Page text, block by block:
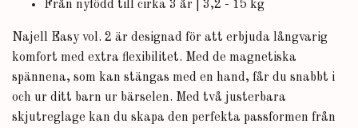
Från nyfödd till cirka 3 år | 3,2 - 15 kg
Najell Easy vol. 2 är designad för att erbjuda långvarig
komfort med extra flexibilitet. Med de magnetiska
spännena, som kan stängas med en hand, får du snabbt i
och ur ditt barn ur bärselen. Med två justerbara
skjutreglage kan du skapa den perfekta passformen från